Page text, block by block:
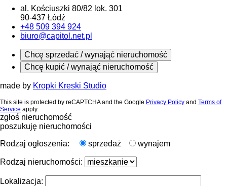
al. Kościuszki 80/82 lok. 301
90-437 Łódź
+48 509 394 924
biuro@capitol.net.pl
Chcę sprzedać / wynająć nieruchomość
Chcę kupić / wynająć nieruchomość
made by Kropki Kreski Studio
This site is protected by reCAPTCHA and the Google Privacy Policy and Terms of
Service apply.
zgłoś nieruchomość
poszukuję nieruchomości
Rodzaj ogłoszenia:
sprzedaż wynajem
Rodzaj nieruchomości:
Lokalizacja: